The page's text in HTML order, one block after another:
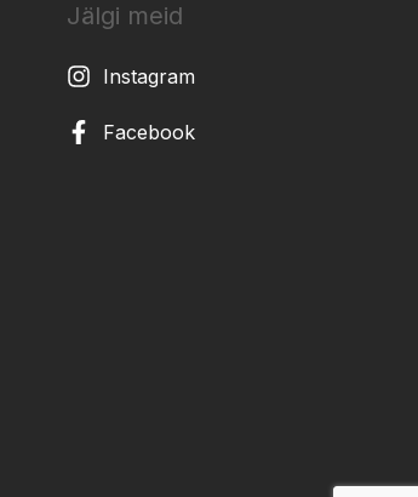
Jälgi meid
Instagram
Facebook